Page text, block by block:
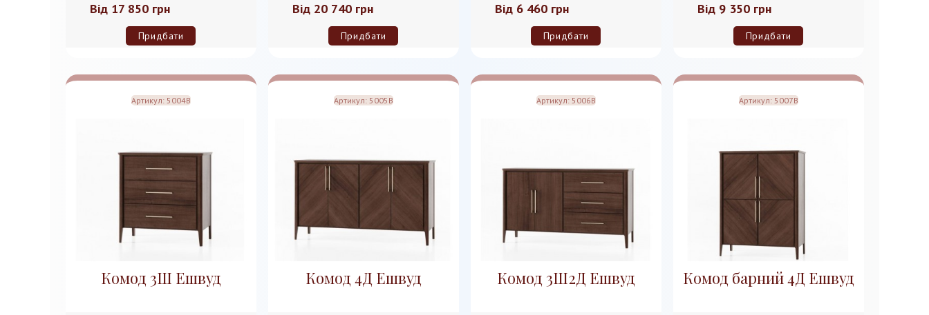
Від 17 850 грн
Придбати
Від 20 740 грн
Придбати
Від 6 460 грн
Придбати
Від 9 350 грн
Придбати
Артикул: 5004B
Комод 3Ш Ешвуд
Артикул: 5005B
Комод 4Д Ешвуд
Артикул: 5006B
Комод 3Ш2Д Ешвуд
Артикул: 5007B
Комод барний 4Д Ешвуд